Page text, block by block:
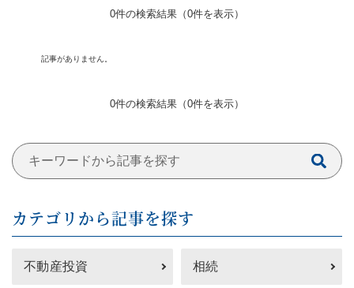
0件の検索結果（0件を表⽰）
記事がありません。
0件の検索結果（0件を表⽰）
カテゴリから記事を探す
不動産投資 相続